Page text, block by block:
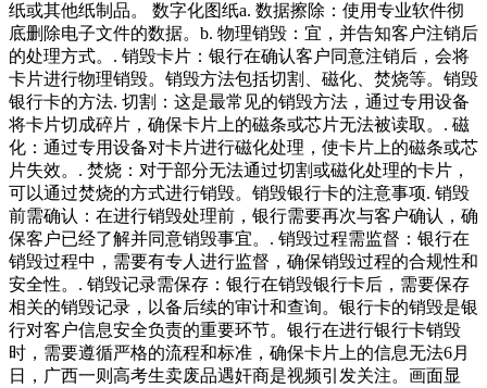
纸或其他纸制品。 数字化图纸a. 数据擦除：使用专业软件彻
底删除电子文件的数据。b. 物理销毁：宜，并告知客户注销后
的处理方式。. 销毁卡片：银行在确认客户同意注销后，会将
卡片进行物理销毁。销毁方法包括切割、磁化、焚烧等。销毁
银行卡的方法. 切割：这是最常见的销毁方法，通过专用设备
将卡片切成碎片，确保卡片上的磁条或芯片无法被读取。. 磁
化：通过专用设备对卡片进行磁化处理，使卡片上的磁条或芯
片失效。. 焚烧：对于部分无法通过切割或磁化处理的卡片，
可以通过焚烧的方式进行销毁。销毁银行卡的注意事项. 销毁
前需确认：在进行销毁处理前，银行需要再次与客户确认，确
保客户已经了解并同意销毁事宜。. 销毁过程需监督：银行在
销毁过程中，需要有专人进行监督，确保销毁过程的合规性和
安全性。. 销毁记录需保存：银行在销毁银行卡后，需要保存
相关的销毁记录，以备后续的审计和查询。银行卡的销毁是银
行对客户信息安全负责的重要环节。银行在进行银行卡销毁
时，需要遵循严格的流程和标准，确保卡片上的信息无法6月
日，广西一则高考生卖废品遇奸商是视频引发关注。画面显